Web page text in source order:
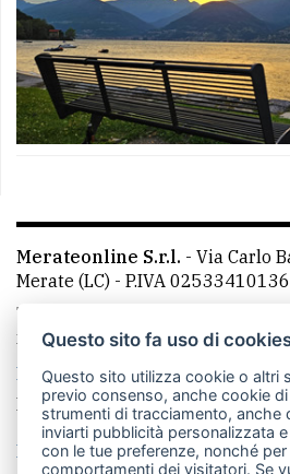
Merateonline S.r.l. - Via Carlo
Merate (LC) - P.IVA 02533410136
Telefono:
mail:
La redazione
MerateOnline
Made by VIP
Privacy policy
Cookie policy
Questo sito fa uso di
Questo sito utilizza cookie o altri
previo consenso, anche cookie
strumenti di tracciamento, anche
inviarti pubblicità personalizzata
con le tue preferenze, nonché
comportamenti dei visitatori. Se